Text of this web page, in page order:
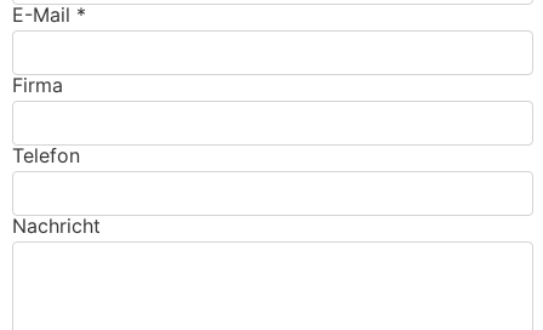
E-Mail *
Firma
Telefon
Nachricht